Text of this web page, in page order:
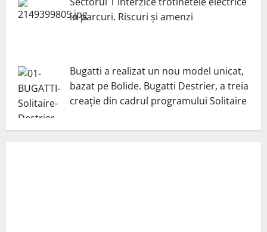
în parcuri. Riscuri și amenzi
Bugatti a realizat un nou model unicat,
bazat pe Bolide. Bugatti Destrier, a treia
creație din cadrul programului Solitaire